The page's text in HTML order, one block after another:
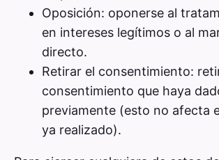
Oposición: oponerse al
en intereses legítimos o al
directo.
Retirar el consentimiento:
consentimiento que haya
previamente (esto no afecta
ya realizado).